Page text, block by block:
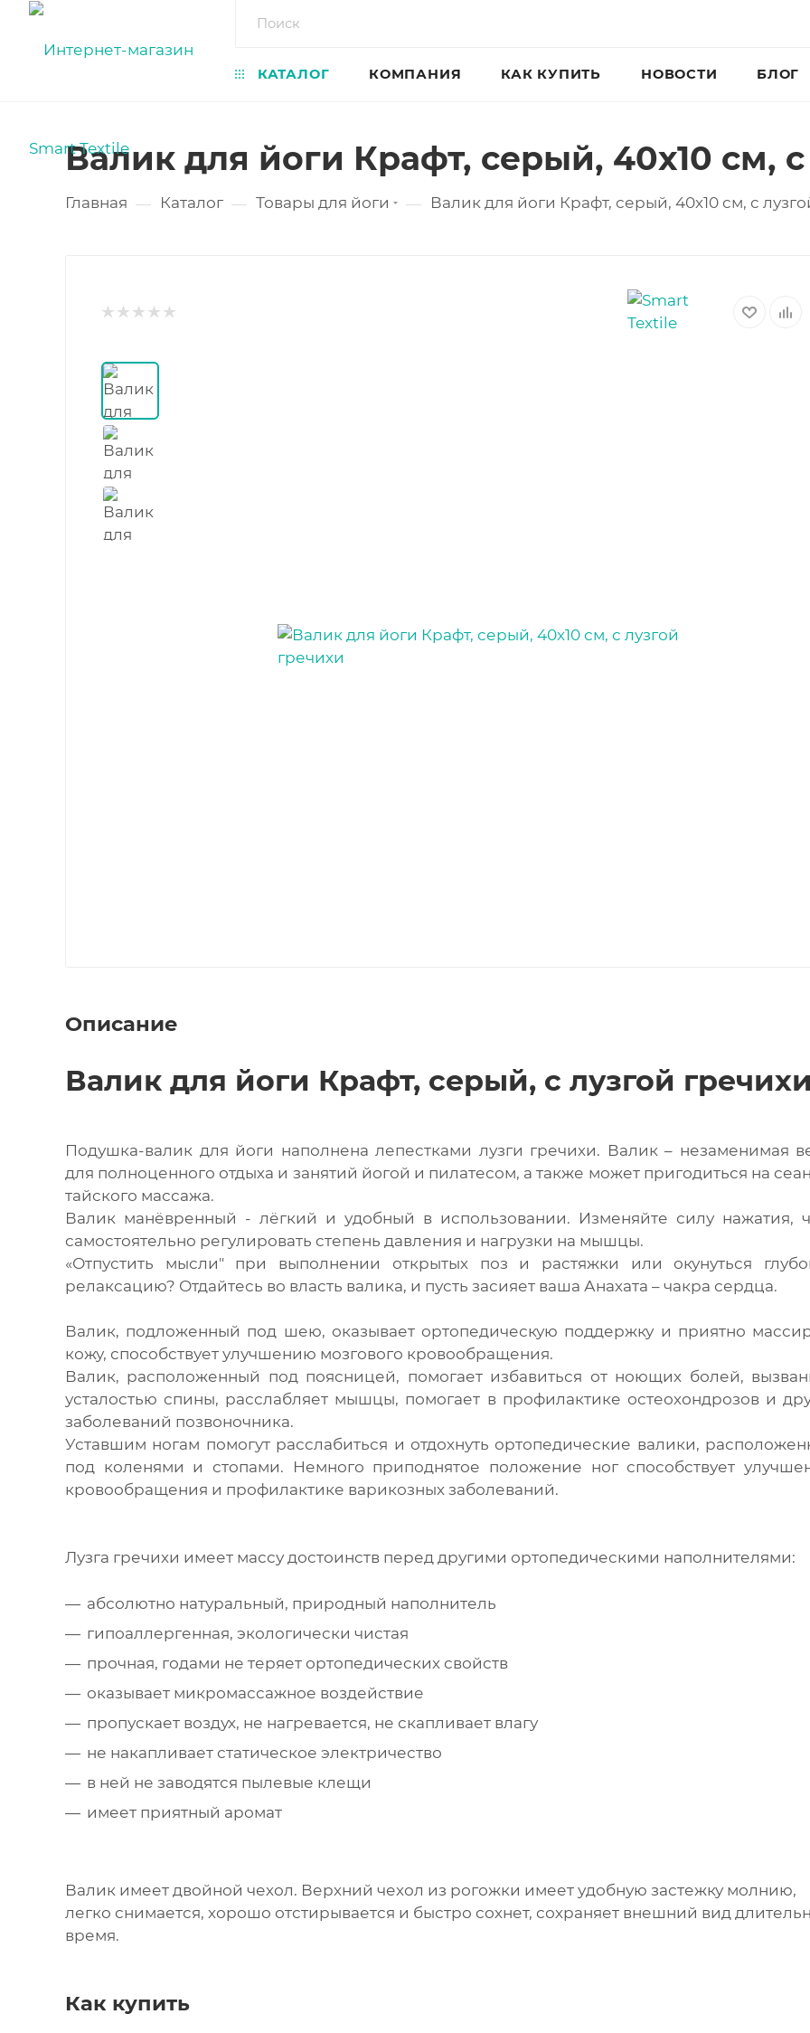
КАТАЛОГ КОМПАНИЯ КАК КУПИТЬ НОВОСТИ БЛОГ
Валик для йоги Крафт, серый, 40х10 см,
Главная — Каталог — Товары для йоги — Валик для йоги Крафт, серый, 40х10 см, с
Описание
Валик для йоги Крафт, серый, с лузгой
Подушка-валик для йоги наполнена лепестками лузги гречихи. Валик – незаменимая
для полноценного отдыха и занятий йогой и пилатесом, а также может пригодиться на
тайского массажа.
Валик манёвренный - лёгкий и удобный в использовании. Изменяйте силу нажатия,
самостоятельно регулировать степень давления и нагрузки на мышцы.
«Отпустить мысли" при выполнении открытых поз и растяжки или окунуться
релаксацию? Отдайтесь во власть валика, и пусть засияет ваша Анахата – чакра сердца.
Валик, подложенный под шею, оказывает ортопедическую поддержку и приятно
кожу, способствует улучшению мозгового кровообращения.
Валик, расположенный под поясницей, помогает избавиться от ноющих болей,
усталостью спины, расслабляет мышцы, помогает в профилактике остеохондрозов и
заболеваний позвоночника.
Уставшим ногам помогут расслабиться и отдохнуть ортопедические валики,
под коленями и стопами. Немного приподнятое положение ног способствует
кровообращения и профилактике варикозных заболеваний.
Лузга гречихи имеет массу достоинств перед другими ортопедическими наполнителями:
абсолютно натуральный, природный наполнитель
гипоаллергенная, экологически чистая
прочная, годами не теряет ортопедических свойств
оказывает микромассажное воздействие
пропускает воздух, не нагревается, не скапливает влагу
не накапливает статическое электричество
в ней не заводятся пылевые клещи
имеет приятный аромат
Валик имеет двойной чехол. Верхний чехол из рогожки имеет удобную застежку молнию,
легко снимается, хорошо отстирывается и быстро сохнет, сохраняет внешний вид
время.
Как купить